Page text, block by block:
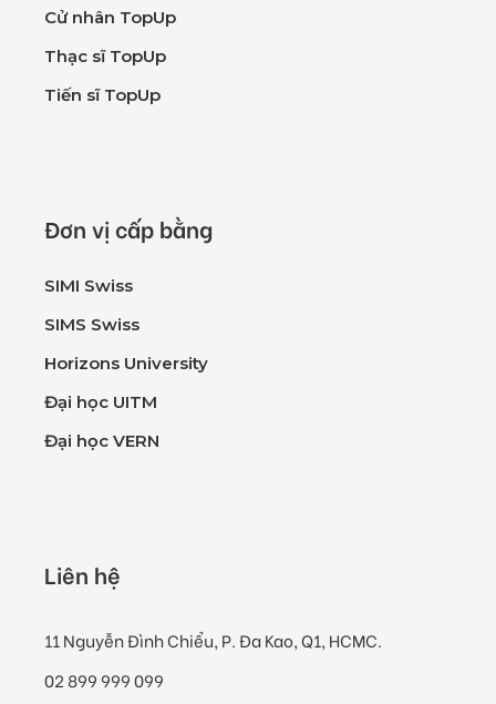
Cử nhân TopUp
Thạc sĩ TopUp
Tiến sĩ TopUp
Đơn vị cấp bằng
SIMI Swiss
SIMS Swiss
Horizons University
Đại học UITM
Đại học VERN
Liên hệ
11 Nguyễn Đình Chiểu, P. Đa Kao, Q1, HCMC.
02 899 999 099